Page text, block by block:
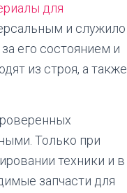
для
и служило
его состоянием и
из строя, а также
Только при
техники и в
запчасти для